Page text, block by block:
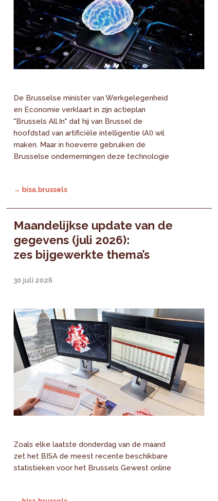
De Brusselse minister van Werkgelegenheid
en Economie verklaart in zijn actieplan
"Brussels All.In" dat hij van Brussel de
hoofdstad van artificiële intelligentie (AI) wil
maken. Maar in hoeverre gebruiken de
Brusselse ondernemingen deze technologie
→ bisa.brussels
Maandelijkse update van de
gegevens (juli 2026):
zes bijgewerkte thema’s
30 juli 2026
Zoals elke laatste donderdag van de maand
zet het BISA de meest recente beschikbare
statistieken voor het Brussels Gewest online